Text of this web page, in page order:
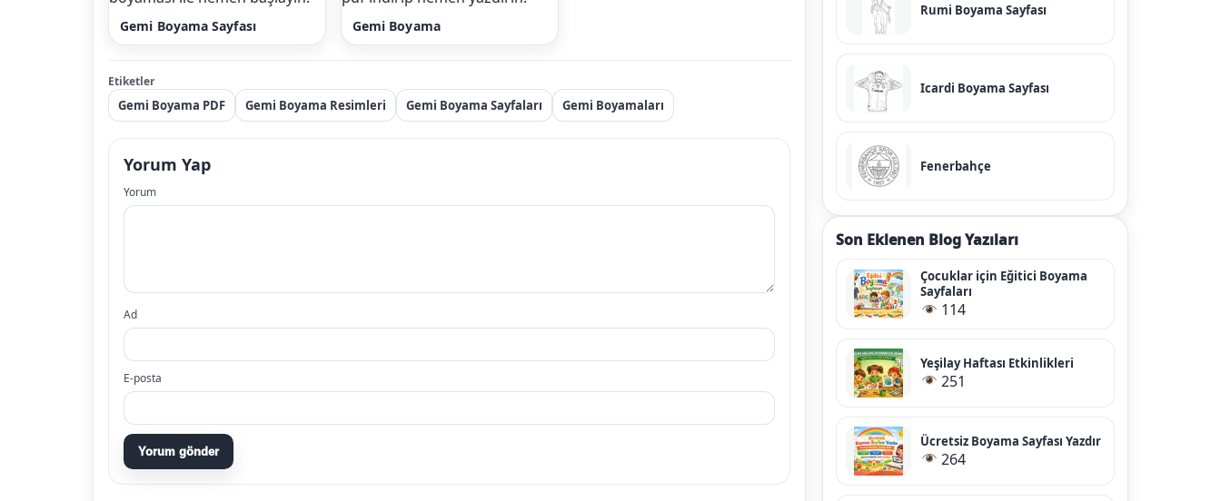
Gemi Boyama Sayfası Gemi Boyama
Etiketler
Gemi Boyama PDF Gemi Boyama Resimleri Gemi Boyama Sayfaları Gemi Boyamaları
Yorum Yap
Yorum
Ad
E-posta
Yorum gönder
Rumi Boyama Sayfası
Icardi Boyama Sayfası
Fenerbahçe
Son Eklenen Blog Yazıları
Çocuklar için Eğitici Boyama
Sayfaları
114
Yeşilay Haftası Etkinlikleri
251
Ücretsiz Boyama Sayfası Yazdır
264